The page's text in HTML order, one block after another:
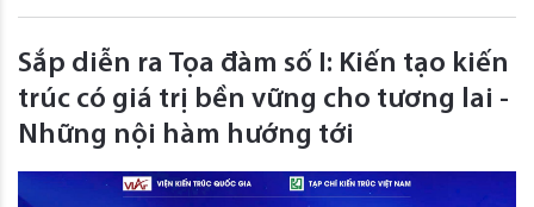
Sắp diễn ra Tọa đàm số I: Kiến tạo kiến
trúc có giá trị bền vững cho tương lai -
Những nội hàm hướng tới